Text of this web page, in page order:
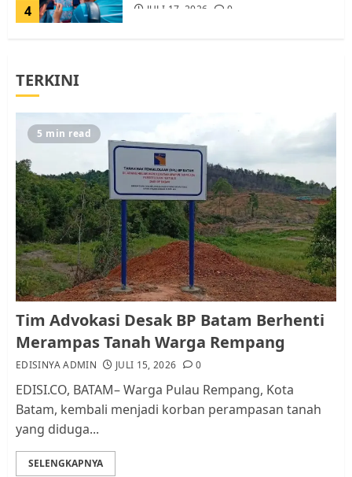
4 JULI 17, 2026 0
5
1
Pemko Batam Tegaskan RT dan
RW bukan Petugas Pendataan
dan Pemungutan Pajak
AGUSTUS 1, 2026 0
Kader Pajak jadi Penghubung
Pemerintah dan Masyarakat di
Lingkungan RT/RW
AGUSTUS 1, 2026
TERKINI
5 min read
Tim Advokasi Desak BP Batam Berhenti
Merampas Tanah Warga Rempang
EDISINYA ADMIN JULI 15, 2026 0
EDISI.CO, BATAM– Warga Pulau Rempang, Kota
Batam, kembali menjadi korban perampasan tanah
yang diduga...
SELENGKAPNYA